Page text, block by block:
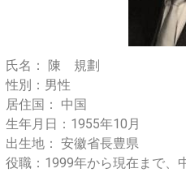
氏名： 陳 規劃
性別：男性
居住国： 中国
生年月日：1955年10月
出生地： 安徽省長豊県
役職：1999年から現在まで、